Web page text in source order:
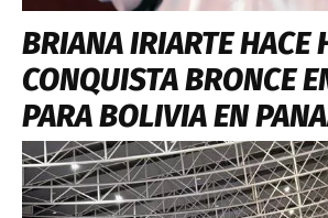
BRIANA IRIARTE HACE
CONQUISTA BRONCE
PARA BOLIVIA EN